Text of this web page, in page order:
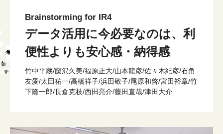
Brainstorming for IR4
データ活用に今必要なのは、利
便性よりも安心感・納得感
竹中平蔵/藤沢久美/福原正大/山本龍彦/佐々木紀彦/石角
友愛/太田祐一/高橋祥子/浜田敬子/尾原和啓/宮田裕章/竹
下隆一郎/長倉克枝/西田亮介/藤田直哉/津田大介